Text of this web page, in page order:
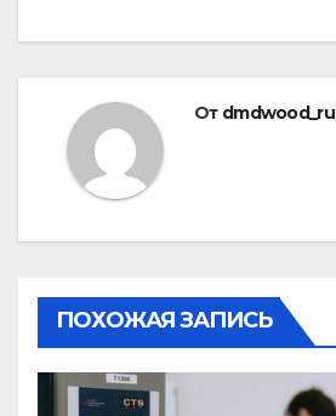
От dmdwood_ru
ПОХОЖАЯ ЗАПИСЬ